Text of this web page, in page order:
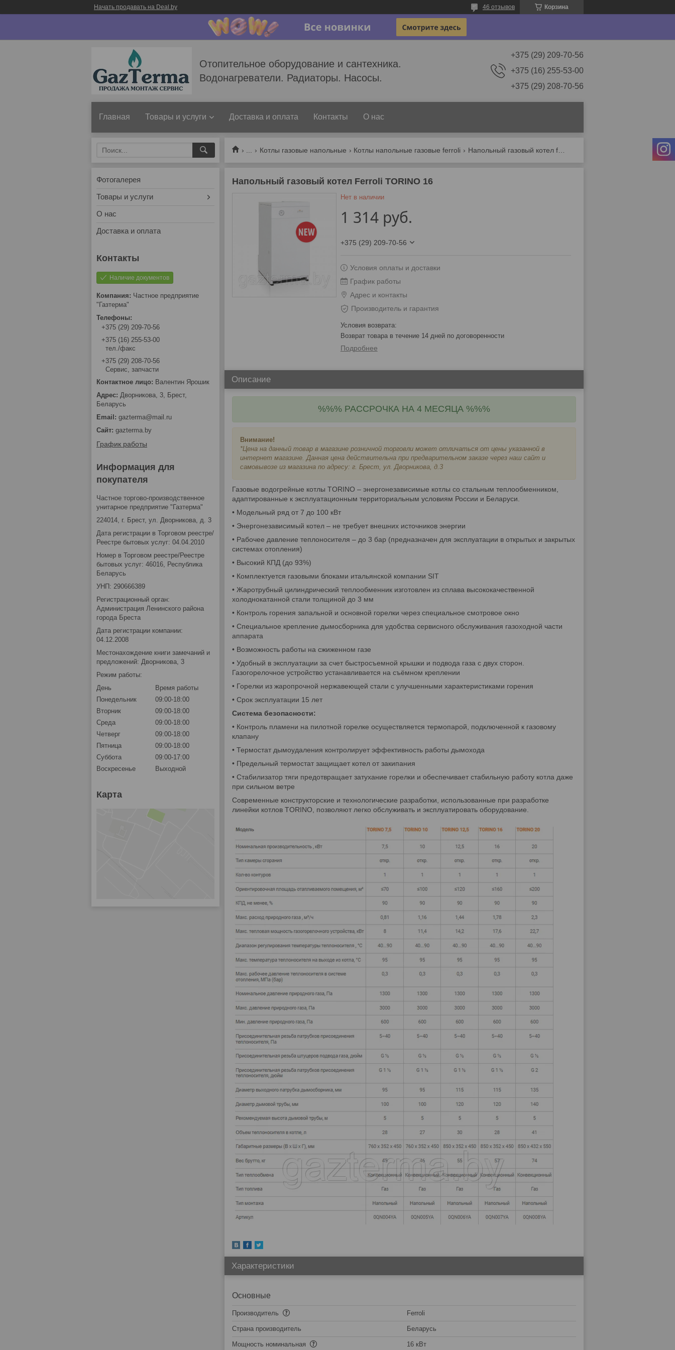
Начать продавать на Deal.by Корзина
46 отзывов
Отопительное оборудование и сантехника.
Водонагреватели. Радиаторы. Насосы.
+375 (29) 209-70-56
+375 (16) 255-53-00
+375 (29) 208-70-56
Главная Товары и услуги Доставка и оплата Контакты О нас
Котлы газовые напольные Котлы напольные газовые ferroli Напольный газовый котел ferroli torino 16
Напольный газовый котел Ferroli TORINO 16
Нет в наличии
1 314 руб.
+375 (29) 209-70-56
Условия оплаты и доставки
График работы
Адрес и контакты
Производитель и гарантия
возврат товара в течение 14 дней по договоренности
Подробнее
Описание
%%% РАССРОЧКА НА 4 МЕСЯЦА %%%
Внимание!
*Цена на данный товар в магазине розничной торговли может отличаться от цены указанной в
интернет магазине. Данная цена действительна при предварительном заказе через наш сайт и
самовывозе из магазина по адресу: г. Брест, ул. Дворникова, д.3
Газовые водогрейные котлы TORINO – энергонезависимые котлы со стальным теплообменником,
адаптированные к эксплуатационным территориальным условиям России и Беларуси.
• Модельный ряд от 7 до 100 кВт
• Энергонезависимый котел – не требует внешних источников энергии
• Рабочее давление теплоносителя – до 3 бар (предназначен для эксплуатации в открытых и закрытых
системах отопления)
• Высокий КПД (до 93%)
• Комплектуется газовыми блоками итальянской компании SIT
• Жаротрубный цилиндрический теплообменник изготовлен из сплава высококачественной
холоднокатанной стали толщиной до 3 мм
• Контроль горения запальной и основной горелки через специальное смотровое окно
• Специальное крепление дымосборника для удобства сервисного обслуживания газоходной части
аппарата
• Возможность работы на сжиженном газе
• Удобный в эксплуатации за счет быстросъемной крышки и подвода газа с двух сторон.
Газогорелочное устройство устанавливается на съёмном креплении
• Горелки из жаропрочной нержавеющей стали с улучшенными характеристиками горения
• Срок эксплуатации 15 лет
Система безопасности:
• Контроль пламени на пилотной горелке осуществляется термопарой, подключенной к газовому
клапану
• Термостат дымоудаления контролирует эффективность работы дымохода
• Предельный термостат защищает котел от закипания
• Стабилизатор тяги предотвращает затухание горелки и обеспечивает стабильную работу котла даже
при сильном ветре
Современные конструкторские и технологические разработки, использованные при разработке
линейки котлов TORINO, позволяют легко обслуживать и эксплуатировать оборудование.
Характеристики
Основные
Производитель Ferroli
Страна производитель Беларусь
Мощность номинальная 16 кВт
Фотогалерея
Товары и услуги
О нас
Доставка и оплата
Наличие документов
Частное предприятие
"Газтерма"
+375 (29) 209-70-56
+375 (16) 255-53-00
тел./факс
+375 (29) 208-70-56
Сервис, запчасти
Валентин Ярошик
Дворникова, 3, Брест,
Беларусь
gazterma@mail.ru
gazterma.by
График работы
Информация для
покупателя
Частное торгово-производственное
унитарное предприятие "Газтерма"
224014, г. Брест, ул. Дворникова, д. 3
Дата регистрации в Торговом реестре/
Реестре бытовых услуг: 04.04.2010
Номер в Торговом реестре/Реестре
бытовых услуг: 46016, Республика
Беларусь
УНП: 290666389
Регистрационный орган:
Администрация Ленинского района
города Бреста
Дата регистрации компании:
04.12.2008
Местонахождение книги замечаний и
предложений: Дворникова, 3
Режим работы:
День
Время работы
Понедельник
09:00-18:00
Вторник
09:00-18:00
Среда
09:00-18:00
Четверг
09:00-18:00
Пятница
09:00-18:00
Суббота
09:00-17:00
Воскресенье
Выходной
Карта